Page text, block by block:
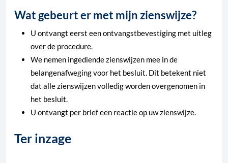
Wat gebeurt er met mijn zienswijze?
U ontvangt eerst een ontvangstbevestiging met uitleg
over de procedure.
We nemen ingediende zienswijzen mee in de
belangenafweging voor het besluit. Dit betekent niet
dat alle zienswijzen volledig worden overgenomen in
het besluit.
U ontvangt per brief een reactie op uw zienswijze.
Ter inzage